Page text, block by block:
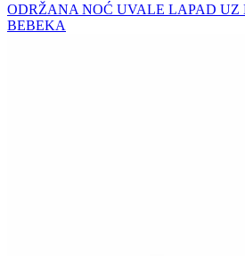
ODRŽANA NOĆ UVALE LAPAD UZ
BEBEKA